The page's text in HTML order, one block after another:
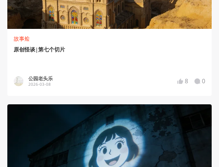
故事烩
原创怪谈|第七个切片
公园老头乐
2026-03-08 8 0